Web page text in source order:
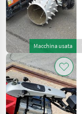
Macchina usata